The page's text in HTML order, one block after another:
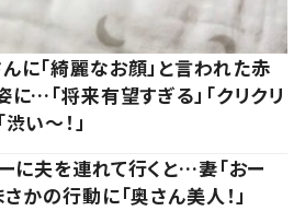
に「綺麗なお顔」と言われた赤
…「将来有望すぎる」「クリクリ
い～！」
に夫を連れて行くと…妻「おー
かの行動に「奥さん美人！」